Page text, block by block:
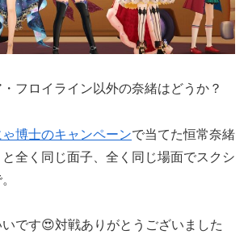
フロイライン以外の奈緒はどうか？
ゃ博士のキャンペーンで当てた恒常奈緒
全く同じ面子、全く同じ場面でスクシ
です😍対戦ありがとうございました